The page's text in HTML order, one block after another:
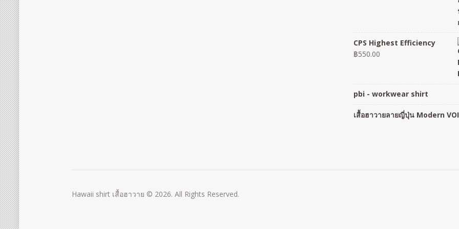
CPS Highest Efficiency
฿550.00
pbi - workwear shirt
เสื้อฮาวายลายญี่ปุ่น Modern
Hawaii shirt เสื้อฮาวาย © 2026. All Rights Reserved.